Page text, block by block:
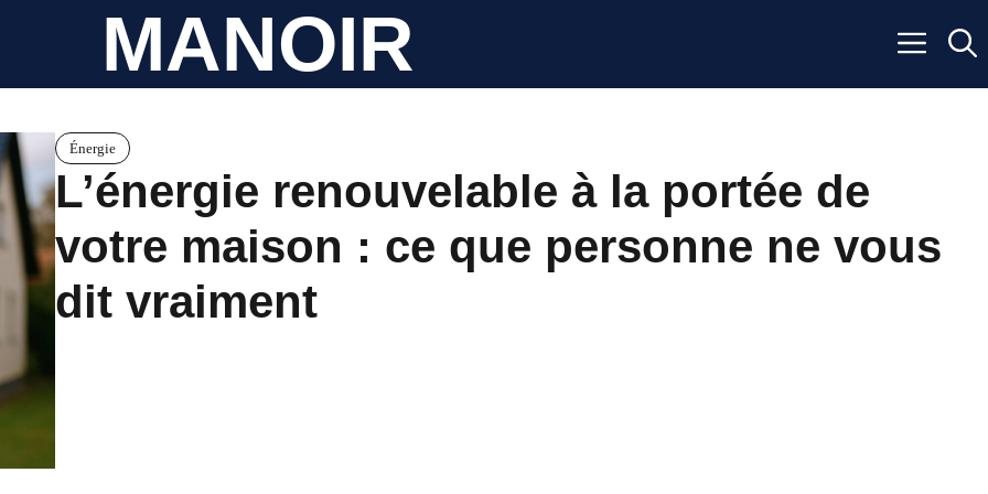
MANOIR
Énergie
L’énergie renouvelable à la portée de
votre maison : ce que personne ne vous
dit vraiment